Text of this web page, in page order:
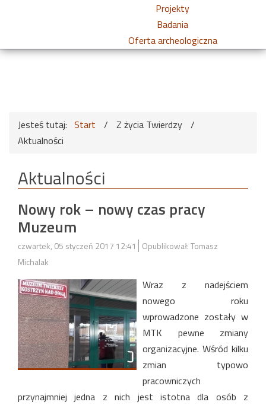
Projekty
Badania
Oferta archeologiczna
Jesteś tutaj: Start / Z życia Twierdzy /
Aktualności
Aktualności
Nowy rok – nowy czas pracy
Muzeum
czwartek, 05 styczeń 2017 12:41
Opublikował: Tomasz
Michalak
Wraz z nadejściem
nowego roku
wprowadzone zostały w
MTK pewne zmiany
organizacyjne. Wśród kilku
zmian typowo
pracowniczych
przynajmniej jedna z nich jest istotna dla osób z